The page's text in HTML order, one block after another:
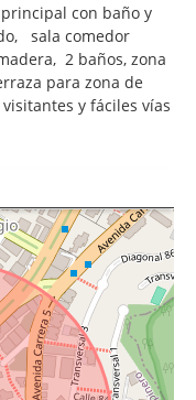
con baño y
sala comedor
2 baños, zona
para zona de
y fáciles vías